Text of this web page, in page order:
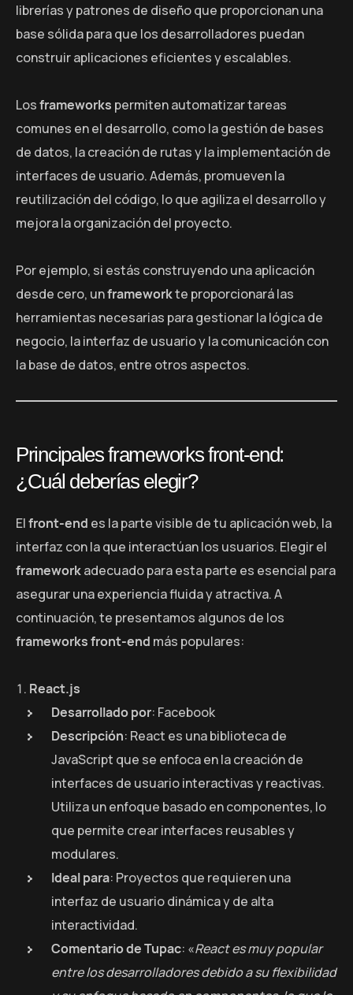
librerías y patrones de diseño que proporcionan una
base sólida para que los desarrolladores puedan
construir aplicaciones eficientes y escalables.
Losframeworks permiten automatizar tareas
comunes en el desarrollo, como la gestión de bases
de datos, la creación de rutas y la implementación de
interfaces de usuario. Además, promueven la
reutilización del código, lo que agiliza el desarrollo y
mejora la organización del proyecto.
Por ejemplo, si estás construyendo una aplicación
desde cero, unframeworkte proporcionará las
herramientas necesarias para gestionar la lógica de
negocio, la interfaz de usuario y la comunicación con
la base de datos, entre otros aspectos.
Principales frameworks front-end:
¿Cuál deberías elegir?
Elfront-end es la parte visible de tu aplicación web, la
interfaz con la que interactúan los usuarios. Elegir el
frameworkadecuado para esta parte es esencial para
asegurar una experiencia fluida y atractiva. A
continuación, te presentamos algunos de los
frameworks front-end más populares:
React.js
Desarrollado por: Facebook
Descripción: React es una biblioteca de
JavaScript que se enfoca en la creación de
interfaces de usuario interactivas y reactivas.
Utiliza un enfoque basado en componentes, lo
que permite crear interfaces reusables y
modulares.
Ideal para: Proyectos que requieren una
interfaz de usuario dinámica y de alta
interactividad.
Comentario de Tupac: «React es muy popular
entre los desarrolladores debido a su flexibilidad